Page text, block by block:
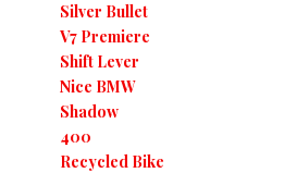
Silver Bullet
V7 Premiere
Shift Lever
Nice BMW
Shadow
400
Recycled Bike